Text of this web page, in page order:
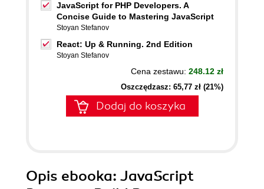
JavaScript for PHP Developers. A
Concise Guide to Mastering JavaScript
Stoyan Stefanov
React: Up & Running. 2nd Edition
Stoyan Stefanov
Cena zestawu: 248.12 zł
Oszczędzasz: 65,77 zł (21%)
Dodaj do koszyka
Opis ebooka: JavaScript